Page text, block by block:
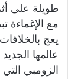
طويلة على
مع الإغماءة
يعج
عالمها
الزومبي